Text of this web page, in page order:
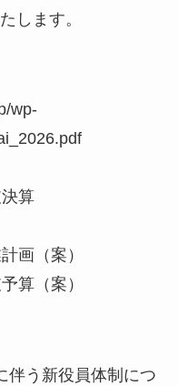
します。
wp-
算
画（案）
算（案）
伴う新役員体制につ